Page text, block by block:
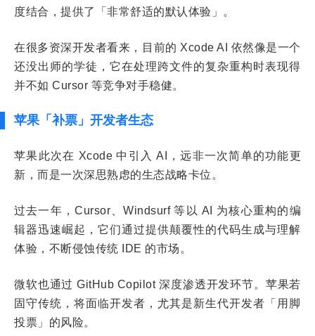
度结合，提供了「非常舒适的默认体验」。
在很多资深开发者看来，目前的 Xcode AI 依然像是一个
还没出师的学徒，它在处理跨文件的复杂重构时表现得
并不如 Cursor 等竞争对手稳健。
苹果「补票」开发者生态
苹果此次在 Xcode 中引入 AI，远非一次简单的功能更
新，而是一次深思熟虑的生态战略卡位。
过去一年，Cursor、Windsurf 等以 AI 为核心重构的编
辑器迅速崛起，它们通过提供颠覆性的代码生成与理解
体验，不断侵蚀传统 IDE 的市场。
微软也通过 GitHub Copilot 深度渗透开发环节。苹果若
固守传统，将面临开发者，尤其是新生代开发者「用脚
投票」的风险。